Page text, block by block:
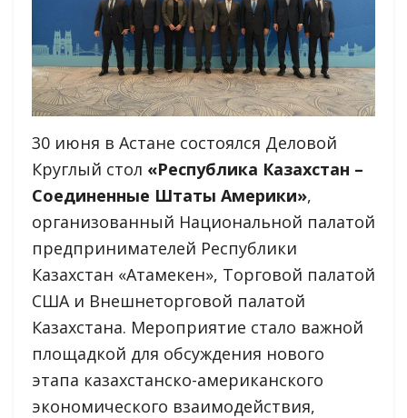
30 июня в Астане состоялся Деловой
Круглый стол «Республика Казахстан –
Соединенные Штаты Америки»,
организованный Национальной палатой
предпринимателей Республики
Казахстан «Атамекен», Торговой палатой
США и Внешнеторговой палатой
Казахстана. Мероприятие стало важной
площадкой для обсуждения нового
этапа казахстанско-американского
экономического взаимодействия,